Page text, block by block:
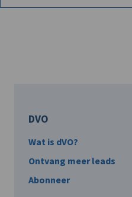
DVO
Wat is dVO?
Ontvang meer leads
Abonneer